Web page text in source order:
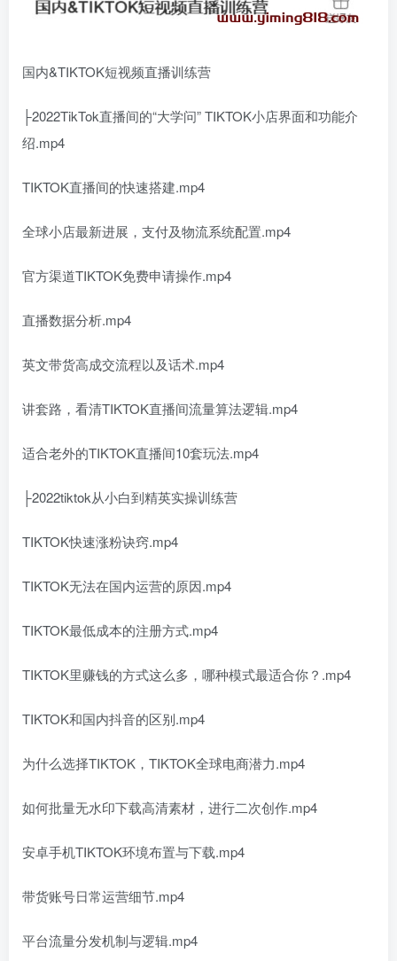
国内&TIKTOK短视频直播训练营
├2022TikTok直播间的“大学问” TIKTOK小店界面和功能介
绍.mp4
TIKTOK直播间的快速搭建.mp4
全球小店最新进展，支付及物流系统配置.mp4
官方渠道TIKTOK免费申请操作.mp4
直播数据分析.mp4
英文带货高成交流程以及话术.mp4
讲套路，看清TIKTOK直播间流量算法逻辑.mp4
适合老外的TIKTOK直播间10套玩法.mp4
├2022tiktok从小白到精英实操训练营
TIKTOK快速涨粉诀窍.mp4
TIKTOK无法在国内运营的原因.mp4
TIKTOK最低成本的注册方式.mp4
TIKTOK里赚钱的方式这么多，哪种模式最适合你？.mp4
TIKTOK和国内抖音的区别.mp4
为什么选择TIKTOK，TIKTOK全球电商潜力.mp4
如何批量无水印下载高清素材，进行二次创作.mp4
安卓手机TIKTOK环境布置与下载.mp4
带货账号日常运营细节.mp4
平台流量分发机制与逻辑.mp4